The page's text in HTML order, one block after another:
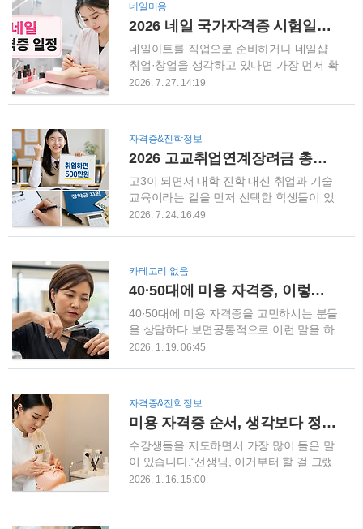
찾고 계셨다면 참고해보세요. 꿀피부·물광
피부를 원하는 분들에게 추천 피부가 촉촉
해 보이면 자연스럽게 얼굴에도 생기가 살
아납니다.✔ 피부가 푸석..
비보다 이런 현실적인 부분이 더 궁금할 수
있는데요.우리가 흔히 피부관리사 자격증
이라고 부르는 자격의 공식 명칭은 국가기
술자격 미용사(피부)입니다. 보건복지부 관
련 자격으로 한국산업인력공단에서 시행하
학원비, 국비지원, 취업과 창업까지 한 번
에 정리해보겠습니다. 피부관리사 자격증,
필기와 실기 어떻게 볼까?미용사(피부) 국
가자격증은 필기시..
네일미용
2026 네일 국가자격증 시험일정 총정리｜필기·실기 접수방법과 합격 준비 순서
네일아트를 직업으로 준비하거나 네일샵
취업·창업을 생각하고 있다면 가장 먼저 확
인하게 되는 것이 바로 네일 국가자격증 시
험은 언제 있나요?”“필기와 실기는 얼마나
준비해야 할까요?”“시험 접수는 어디에서
하나요?” 네일 국가자격증의 정확한 명칭
은 미용사(네일)이며, 보건복지부 관련 국
가기술자격으로 한국산업인력공단이 시험
잘했더라도 원하는 시험장의 자리가 마감
되면 계획했던 날짜에 응시하기 어려울 수
있기 때문에 시험 준비와 함께 접수 일정까
지 미리 확인해 두는 것..
2026. 7. 27. 14:19
자격증&진학정보
2026 고교취업연계장려금 총정리｜고3 위탁학생 취업하면 최대 500만원, 신청방법은?
고3이 되면서 대학 진학 대신 취업과 기술
교육이라는 길을 먼저 선택한 학생들이 있
습니다.일반고에 재학하면서 직업전문학교
대학입시를 준비하는 동안 미용, 제과제빵,
조리, 자동차, IT, 디자인 등 자신이 선택한
분야에서 실무 기술을 배우며 조금 일찍 사
회생활을 준비하고 있는데요.이런 학생들
이 졸업 후 중소·중견기업에 취업한다면 꼭
일반고 학생이라도 일정 요건을 갖춘 직업
교육 위탁과정 참여 학생이라면 신청 대상
에 포함될 수 있기 때문에, 현재 고3 위탁교
육을 받고 ..
2026. 7. 24. 16:49
카테고리 없음
40·50대에 미용 자격증, 이렇게 가야 실패하지 않습니다
40·50대에 미용 자격증을 고민하시는 분들
을 상담하다 보면공통적으로 이런 말을 하
십니다.“지금 나이에 시작해도 될까요?”“너
는 헤어, 피부, 네일, 메이크업, 이용사 자격
증을 모두 보유하고20년 넘게 미용 현장에
서 강사로 일해왔습니다.오늘은 40·50대가
실제로 성공 확률이 높은 루트만 정리해 드
리겠습니다. 40·50대 미용 자격증의 핵심
2026. 1. 19. 06:45
자격증&진학정보
미용 자격증 순서, 생각보다 정말 중요합니다
수강생들을 지도하면서 가장 많이 들은 말
이 있습니다.“선생님, 이거부터 할 걸 그랬
어요…”오늘은 미용 자격증 순서를 잘못 잡
2026. 1. 16. 15:00